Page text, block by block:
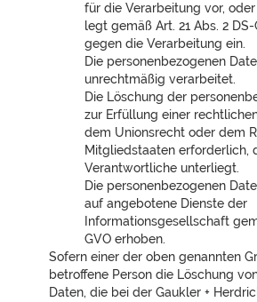
für die Verarbeitung vor,
legt gemäß Art. 21 Abs. 2
gegen die Verarbeitung ein.
Die personenbezogenen
unrechtmäßig verarbeitet.
Die Löschung der
zur Erfüllung einer
dem Unionsrecht oder dem
Mitgliedstaaten erforderlich,
Verantwortliche unterliegt.
Die personenbezogenen
auf angebotene Dienste der
Informationsgesellschaft
GVO erhoben.
Sofern einer der oben genannten
betroffene Person die Löschung
Daten, die bei der Gaukler +